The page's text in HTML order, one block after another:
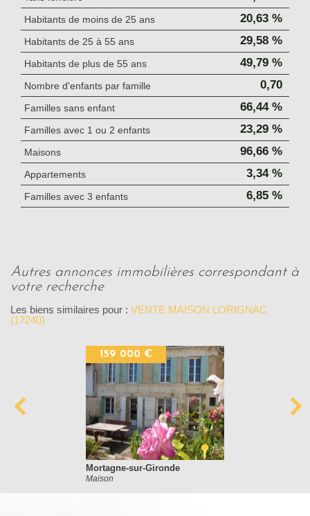
Habitants de moins de 25 ans 20,63 %
Habitants de 25 à 55 ans 29,58 %
Habitants de plus de 55 ans 49,79 %
Nombre d'enfants par famille 0,70
Familles sans enfant 66,44 %
Familles avec 1 ou 2 enfants 23,29 %
Maisons 96,66 %
Appartements 3,34 %
Familles avec 3 enfants 6,85 %
autres annonces immobilières correspondant à
votre recherche
Les biens similaires pour : VENTE MAISON LORIGNAC
(17240)
159 000 €
Mortagne-sur-Gironde
Maison